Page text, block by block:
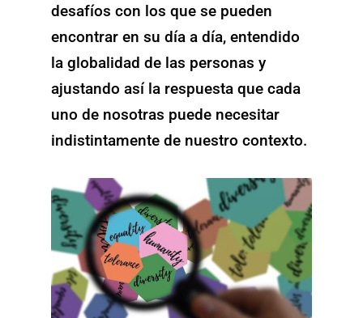
desafíos con los que se pueden
encontrar en su día a día, entendido
la globalidad de las personas y
ajustando así la respuesta que cada
uno de nosotras puede necesitar
indistintamente de nuestro contexto.